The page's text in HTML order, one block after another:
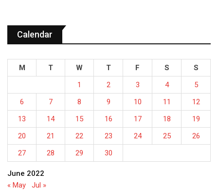
Calendar
June 2022
M T W T F S
S
1
2 3 4
5
6
7 8 9 10 11
12
13
14 15 16 17 18
19
20
21 22 23 24 25
26
27
28 29 30
« May Jul »